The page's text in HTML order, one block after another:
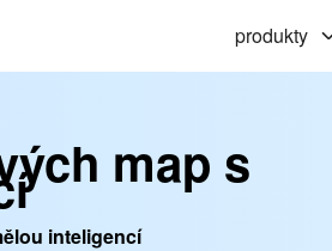
produkty
map s
inteligencí